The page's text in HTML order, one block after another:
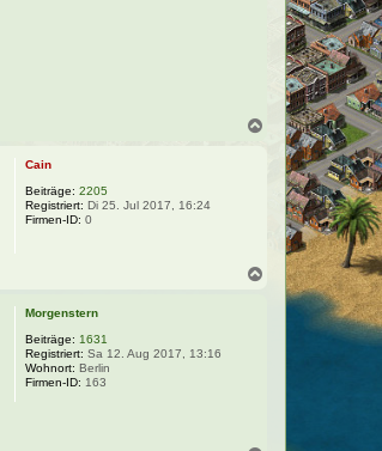
Cain
Beiträge: 2205
Registriert: Di 25. Jul 2017, 16:24
Firmen-ID: 0
Morgenstern
Beiträge: 1631
Registriert: Sa 12. Aug 2017, 13:16
Wohnort: Berlin
Firmen-ID: 163